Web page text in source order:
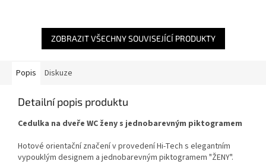
ZOBRAZIT VŠECHNY SOUVISEJÍCÍ PRODUKTY
Popis Diskuze
Detailní popis produktu
Cedulka na dveře WC ženy s jednobarevným piktogramem
Hotové orientační značení v provedení Hi-Tech s elegantním
vypouklým designem a jednobarevným piktogramem "ŽENY".